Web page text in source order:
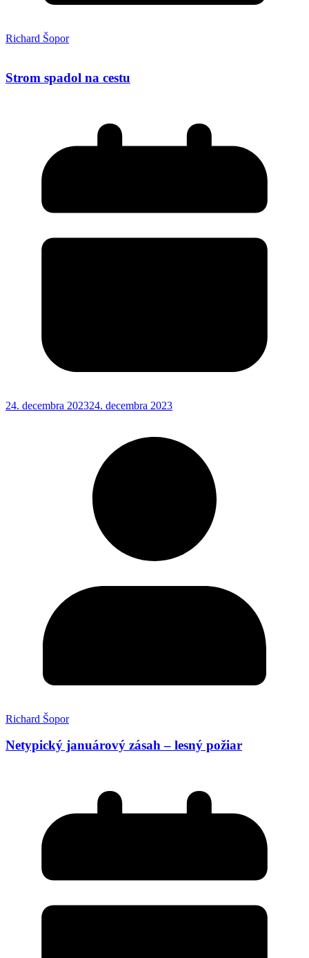
Richard Šopor
Strom spadol na cestu
24. decembra 202324. decembra 2023
Richard Šopor
Netypický januárový zásah – lesný požiar